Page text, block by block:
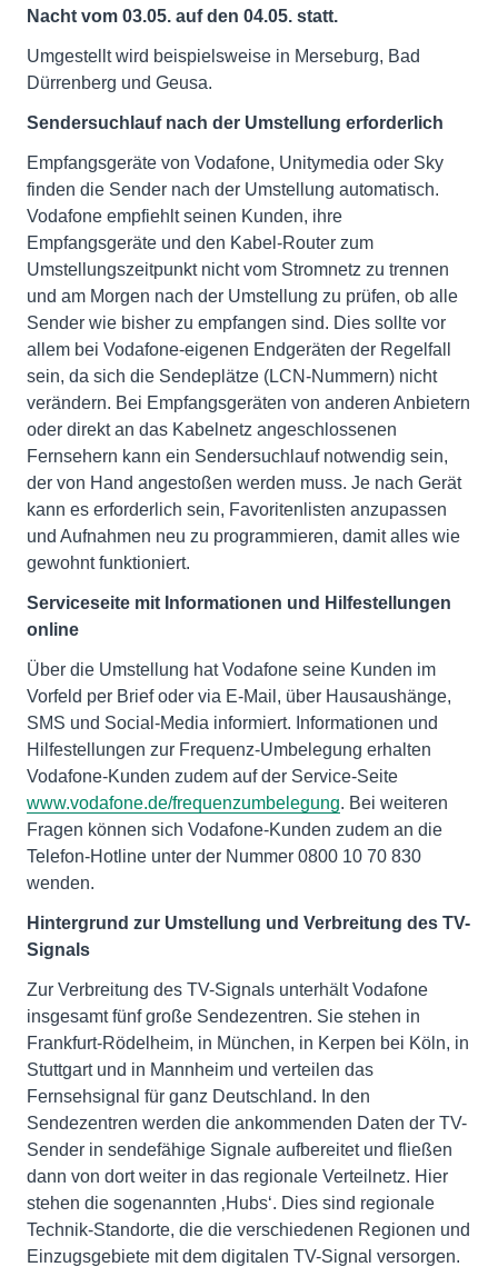
Nacht vom 03.05. auf den 04.05. statt.
Umgestellt wird beispielsweise in Merseburg, Bad
Dürrenberg und Geusa.
Sendersuchlauf nach der Umstellung erforderlich
Empfangsgeräte von Vodafone, Unitymedia oder Sky
finden die Sender nach der Umstellung automatisch.
Vodafone empfiehlt seinen Kunden, ihre
Empfangsgeräte und den Kabel-Router zum
Umstellungszeitpunkt nicht vom Stromnetz zu trennen
und am Morgen nach der Umstellung zu prüfen, ob alle
Sender wie bisher zu empfangen sind. Dies sollte vor
allem bei Vodafone-eigenen Endgeräten der Regelfall
sein, da sich die Sendeplätze (LCN-Nummern) nicht
verändern. Bei Empfangsgeräten von anderen Anbietern
oder direkt an das Kabelnetz angeschlossenen
Fernsehern kann ein Sendersuchlauf notwendig sein,
der von Hand angestoßen werden muss. Je nach Gerät
kann es erforderlich sein, Favoritenlisten anzupassen
und Aufnahmen neu zu programmieren, damit alles wie
gewohnt funktioniert.
Serviceseite mit Informationen und Hilfestellungen
online
Über die Umstellung hat Vodafone seine Kunden im
Vorfeld per Brief oder via E-Mail, über Hausaushänge,
SMS und Social-Media informiert. Informationen und
Hilfestellungen zur Frequenz-Umbelegung erhalten
Vodafone-Kunden zudem auf der Service-Seite
www.vodafone.de/frequenzumbelegung. Bei weiteren
Fragen können sich Vodafone-Kunden zudem an die
Telefon-Hotline unter der Nummer 0800 10 70 830
wenden.
Hintergrund zur Umstellung und Verbreitung des TV-
Signals
Zur Verbreitung des TV-Signals unterhält Vodafone
insgesamt fünf große Sendezentren. Sie stehen in
Frankfurt-Rödelheim, in München, in Kerpen bei Köln, in
Stuttgart und in Mannheim und verteilen das
Fernsehsignal für ganz Deutschland. In den
Sendezentren werden die ankommenden Daten der TV-
Sender in sendefähige Signale aufbereitet und fließen
dann von dort weiter in das regionale Verteilnetz. Hier
stehen die sogenannten ‚Hubs‘. Dies sind regionale
Technik-Standorte, die die verschiedenen Regionen und
Einzugsgebiete mit dem digitalen TV-Signal versorgen.